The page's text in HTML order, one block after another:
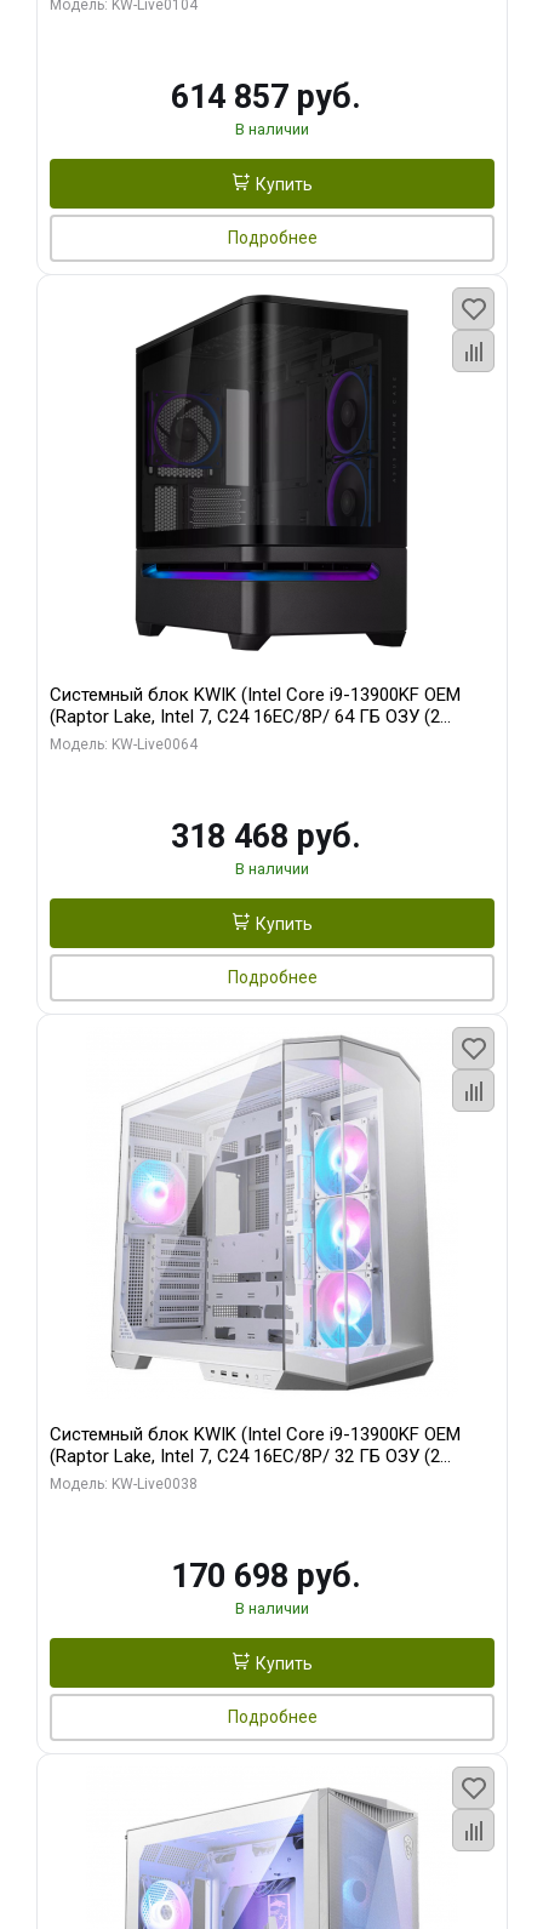
Модель: KW-Live0104
614 857 руб.
В наличии
Купить
Подробнее
Системный блок KWIK (Intel Core i9-13900KF OEM
(Raptor Lake, Intel 7, C24 16EC/8P/ 64 ГБ ОЗУ (2
модуля)/ ASUS RTX5080 PROART OC 16GB GDDR7
Модель: KW-Live0064
318 468 руб.
В наличии
Купить
Подробнее
Системный блок KWIK (Intel Core i9-13900KF OEM
(Raptor Lake, Intel 7, C24 16EC/8P/ 32 ГБ ОЗУ (2
модуля)/ Gigabyte RX9070XT GAMING OC 16GB GDDR6
Модель: KW-Live0038
170 698 руб.
В наличии
Купить
Подробнее